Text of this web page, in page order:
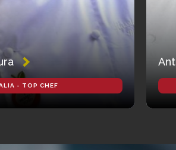
- TOP CHEF